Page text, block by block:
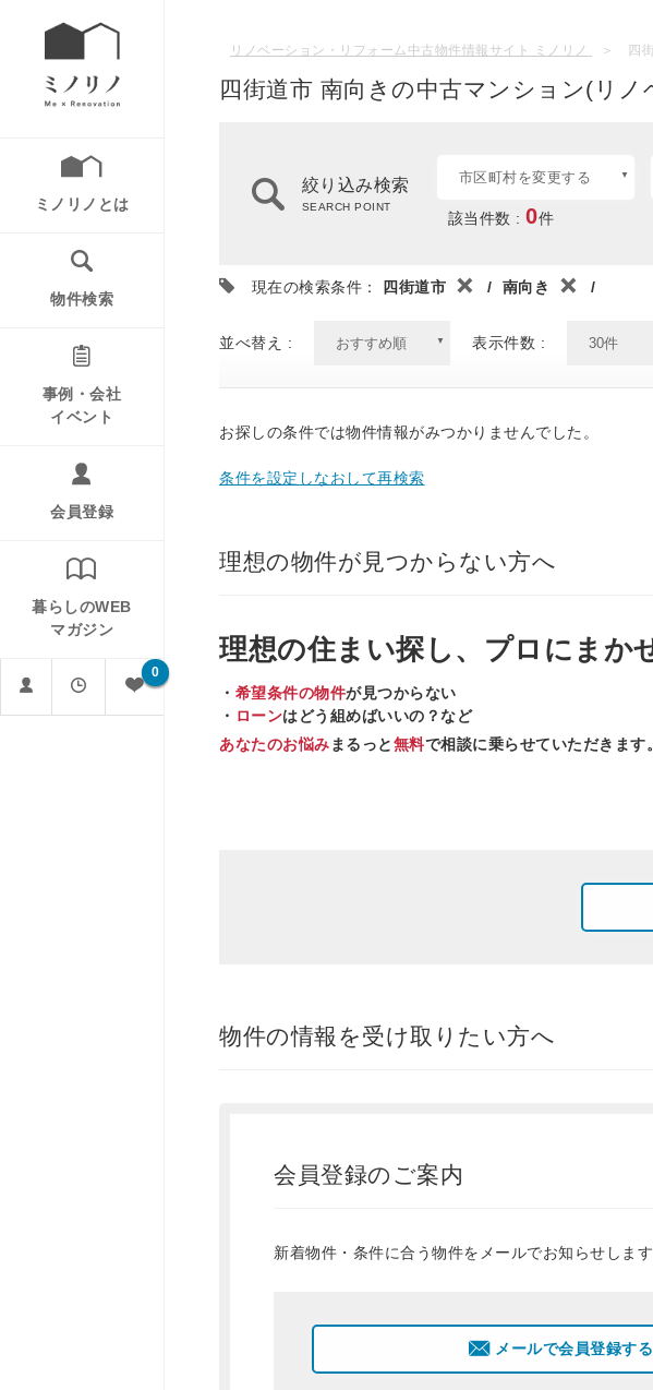
ミノリノとは
物件検索
事例・会社
イベント
会員登録
暮らしのWEB
マガジン
0
リノベーション・リフォーム中古物件情報サイト ミノリノ 四
四街道市 南向きの中古マンション(リ
絞り込み検索
SEARCH POINT
市区町村を変更する
該当件数 : 0件
現在の検索条件： 四街道市 / 南向き /
並べ替え : 表示件数 :
お探しの条件では物件情報がみつかりませんでした。
条件を設定しなおして再検索
理想の物件が見つからない方へ
理想の住まい探し、 プロ にまか
・ 希望条件の物件が見つからない
・ ローンはどう組めばいいの？など
あなたのお悩み まるっと無料で相談に乗らせていただきます。
物件の情報を受け取りたい方へ
会員登録のご案内
新着物件・条件に合う物件をメールでお知らせします
メールで会員登録する